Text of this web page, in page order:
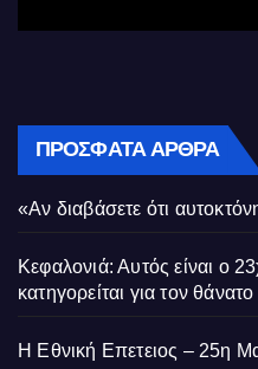
ΠΡΌΣΦΑΤΑ ΆΡΘΡΑ
«Αν διαβάσετε ότι
Κεφαλονιά: Αυτός είναι ο
κατηγορείται για τον
Η Εθνική Επετειος – 25η